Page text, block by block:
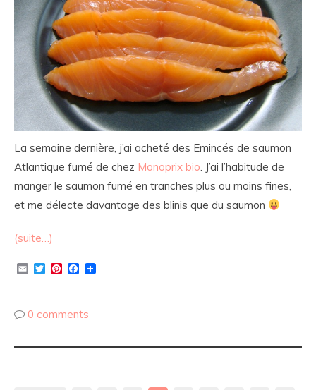
La semaine dernière, j’ai acheté des Emincés de saumon
Atlantique fumé de chez Monoprix bio. J’ai l’habitude de
manger le saumon fumé en tranches plus ou moins fines,
et me délecte davantage des blinis que du saumon
(suite…)
EmailTwitterPinterestFacebook
0 comments